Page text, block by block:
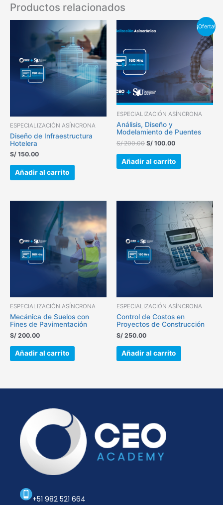
Productos relacionados
ESPECIALIZACIÓN ASÍNCRONA
Diseño de Infraestructura
Hotelera
S/ 150.00
Añadir al carrito
¡Oferta!
ESPECIALIZACIÓN ASÍNCRONA
Análisis, Diseño y
Modelamiento de Puentes
S/200.00
precio
S/ 200.00.
S/ 100.00
S/ 100.00.
Añadir al carrito
ESPECIALIZACIÓN ASÍNCRONA
Mecánica de Suelos con
Fines de Pavimentación
S/ 200.00
Añadir al carrito
ESPECIALIZACIÓN ASÍNCRONA
Control de Costos en
Proyectos de Construcción
S/ 250.00
Añadir al carrito
+51 982 521 664